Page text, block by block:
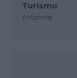
Turismo
Informe